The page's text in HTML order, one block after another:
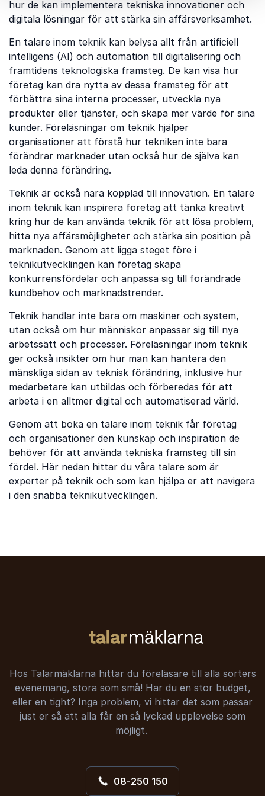
hur de kan implementera tekniska innovationer och
digitala lösningar för att stärka sin affärsverksamhet.
En talare inom teknik kan belysa allt från artificiell
intelligens (AI) och automation till digitalisering och
framtidens teknologiska framsteg. De kan visa hur
företag kan dra nytta av dessa framsteg för att
förbättra sina interna processer, utveckla nya
produkter eller tjänster, och skapa mer värde för sina
kunder. Föreläsningar om teknik hjälper
organisationer att förstå hur tekniken inte bara
förändrar marknader utan också hur de själva kan
leda denna förändring.
Teknik är också nära kopplad till innovation. En talare
inom teknik kan inspirera företag att tänka kreativt
kring hur de kan använda teknik för att lösa problem,
hitta nya affärsmöjligheter och stärka sin position på
marknaden. Genom att ligga steget före i
teknikutvecklingen kan företag skapa
konkurrensfördelar och anpassa sig till förändrade
kundbehov och marknadstrender.
Teknik handlar inte bara om maskiner och system,
utan också om hur människor anpassar sig till nya
arbetssätt och processer. Föreläsningar inom teknik
ger också insikter om hur man kan hantera den
mänskliga sidan av teknisk förändring, inklusive hur
medarbetare kan utbildas och förberedas för att
arbeta i en alltmer digital och automatiserad värld.
Genom att boka en talare inom teknik får företag
och organisationer den kunskap och inspiration de
behöver för att använda tekniska framsteg till sin
fördel. Här nedan hittar du våra talare som är
experter på teknik och som kan hjälpa er att navigera
i den snabba teknikutvecklingen.
Hos Talarmäklarna hittar du föreläsare till alla sorters
evenemang, stora som små! Har du en stor budget,
eller en tight? Inga problem, vi hittar det som passar
just er så att alla får en så lyckad upplevelse som
möjligt.
08-250 150